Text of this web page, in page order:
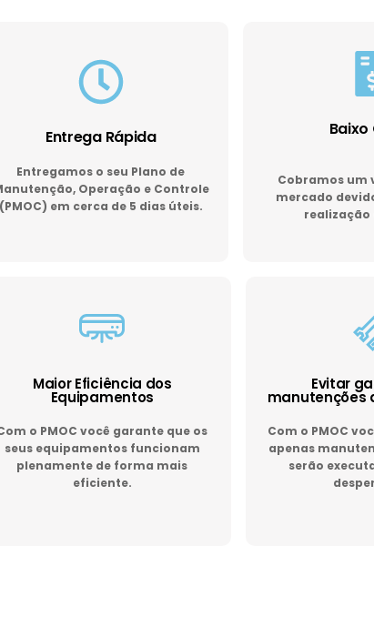
Entrega Rápida
Entregamos o seu Plano de
Operação e Controle
(PMOC) em cerca de 5 dias úteis.
Baixo
Cobramos um
mercado
realização
Maior Eficiência dos
Equipamentos
o PMOC você garante que os
seus equipamentos funcionam
plenamente de forma mais
eficiente.
Evitar
manutenções
Com o PMOC
apenas
serão